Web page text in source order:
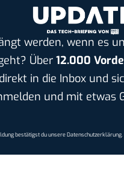
werden, wenn es
Über 12.000
in die Inbox und
und mit etwas
bestätigst du unsereDatenschutzerklärung